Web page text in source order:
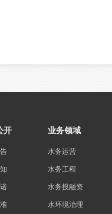
开 业务领域
水务运营
水务工程
水务投融资
水环境治理